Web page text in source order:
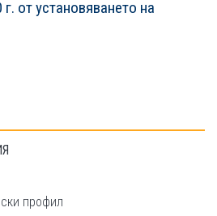
от установяването на
профил